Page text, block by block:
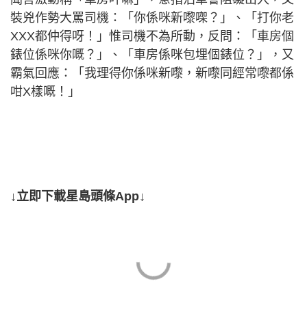
裝兇作勢大罵司機：「你係咪新嚟㗎？」、「打你老
XXX都仲得呀！」惟司機不為所動，反問：「車房個
錶位係咪你嘅？」、「車房係咪包埋個錶位？」，又
霸氣回應：「我理得你係咪新嚟，新嚟同經常嚟都係
咁X樣嘅！」
↓立即下載星島頭條App↓